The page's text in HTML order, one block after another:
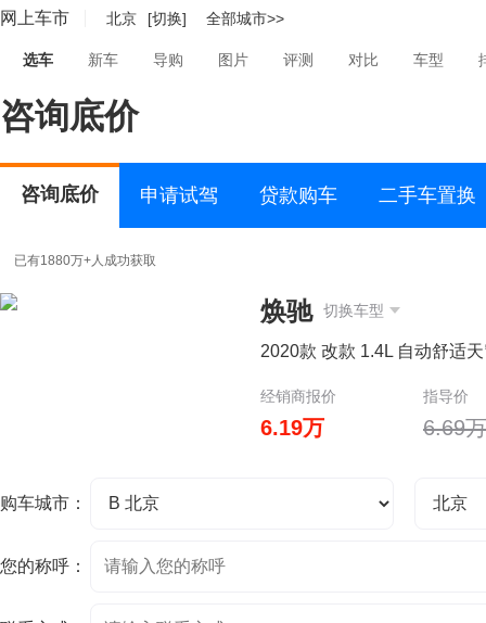
网上车市 北京 [切换] 全部城市>>
选车 新车 导购 图片 评测 对比 车型
咨询底价
咨询底价 申请试驾 贷款购车 二手车置换
已有1880万+人成功获取
焕驰 切换车型
2020款 改款 1.4L 自动舒适
经销商报价 指导价
6.19万 6.69万
购车城市：
您的称呼：